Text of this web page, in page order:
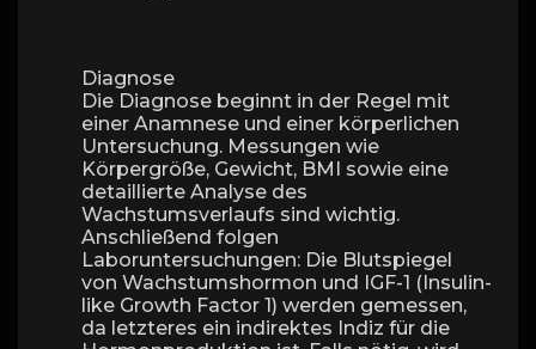
Diagnose
Die Diagnose beginnt in der Regel mit
einer Anamnese und einer körperlichen
Untersuchung. Messungen wie
Körpergröße, Gewicht, BMI sowie eine
detaillierte Analyse des
Wachstumsverlaufs sind wichtig.
Anschließend folgen
Laboruntersuchungen: Die Blutspiegel
von Wachstumshormon und IGF-1 (Insulin-
like Growth Factor 1) werden gemessen,
da letzteres ein indirektes Indiz für die